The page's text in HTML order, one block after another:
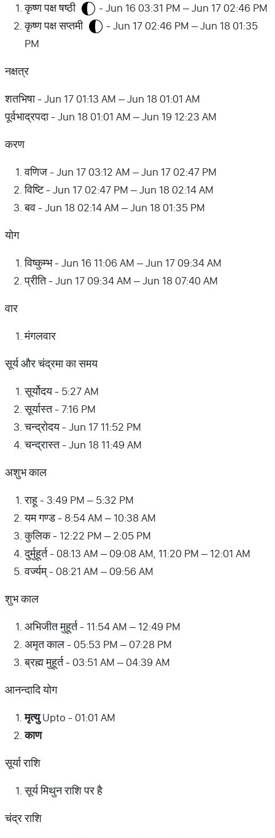
कृष्ण पक्ष षष्ठी
- Jun 16 03:31 PM – Jun 17 02:46 PM
कृष्ण पक्ष सप्तमी
- Jun 17 02:46 PM – Jun 18 01:35
PM
नक्षत्र
शतभिषा - Jun 17 01:13 AM – Jun 18 01:01 AM
पूर्वभाद्रपदा - Jun 18 01:01 AM – Jun 19 12:23 AM
करण
वणिज - Jun 17 03:12 AM – Jun 17 02:47 PM
विष्टि - Jun 17 02:47 PM – Jun 18 02:14 AM
बव - Jun 18 02:14 AM – Jun 18 01:35 PM
योग
विष्कुम्भ - Jun 16 11:06 AM – Jun 17 09:34 AM
प्रीति - Jun 17 09:34 AM – Jun 18 07:40 AM
वार
मंगलवार
सूर्य और चंद्रमा का समय
सूर्योदय - 5:27 AM
सूर्यास्त - 7:16 PM
चन्द्रोदय - Jun 17 11:52 PM
चन्द्रास्त - Jun 18 11:49 AM
अशुभ काल
राहू - 3:49 PM – 5:32 PM
यम गण्ड - 8:54 AM – 10:38 AM
कुलिक - 12:22 PM – 2:05 PM
दुर्मुहूर्त - 08:13 AM – 09:08 AM, 11:20 PM – 12:01 AM
वर्ज्यम् - 08:21 AM – 09:56 AM
शुभ काल
अभिजीत मुहूर्त - 11:54 AM – 12:49 PM
अमृत काल - 05:53 PM – 07:28 PM
ब्रह्म मुहूर्त - 03:51 AM – 04:39 AM
आनन्दादि योग
मृत्युUpto - 01:01 AM
काण
सूर्या राशि
सूर्य मिथुन राशि पर है
चंद्र राशि